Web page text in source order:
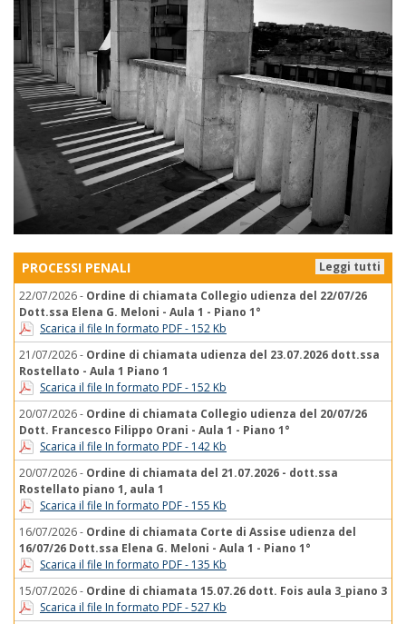
Leggi tutti
PROCESSI PENALI
22/07/2026 - Ordine di chiamata Collegio udienza del 22/07/26
Dott.ssa Elena G. Meloni - Aula 1 - Piano 1°
Scarica il file In formato PDF - 152 Kb
21/07/2026 - Ordine di chiamata udienza del 23.07.2026 dott.ssa
Rostellato - Aula 1 Piano 1
Scarica il file In formato PDF - 152 Kb
20/07/2026 - Ordine di chiamata Collegio udienza del 20/07/26
Dott. Francesco Filippo Orani - Aula 1 - Piano 1°
Scarica il file In formato PDF - 142 Kb
20/07/2026 - Ordine di chiamata del 21.07.2026 - dott.ssa
Rostellato piano 1, aula 1
Scarica il file In formato PDF - 155 Kb
16/07/2026 - Ordine di chiamata Corte di Assise udienza del
16/07/26 Dott.ssa Elena G. Meloni - Aula 1 - Piano 1°
Scarica il file In formato PDF - 135 Kb
15/07/2026 - Ordine di chiamata 15.07.26 dott. Fois aula 3_piano 3
Scarica il file In formato PDF - 527 Kb